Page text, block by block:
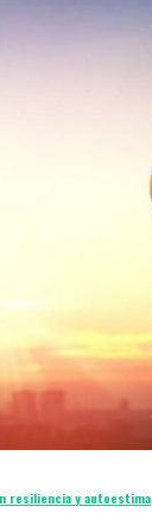
resiliencia y autoestima